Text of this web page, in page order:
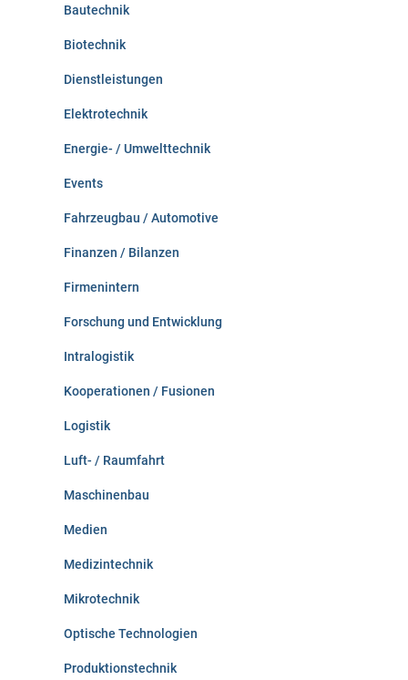
Bautechnik
Biotechnik
Dienstleistungen
Elektrotechnik
Energie- / Umwelttechnik
Events
Fahrzeugbau / Automotive
Finanzen / Bilanzen
Firmenintern
Forschung und Entwicklung
Intralogistik
Kooperationen / Fusionen
Logistik
Luft- / Raumfahrt
Maschinenbau
Medien
Medizintechnik
Mikrotechnik
Optische Technologien
Produktionstechnik